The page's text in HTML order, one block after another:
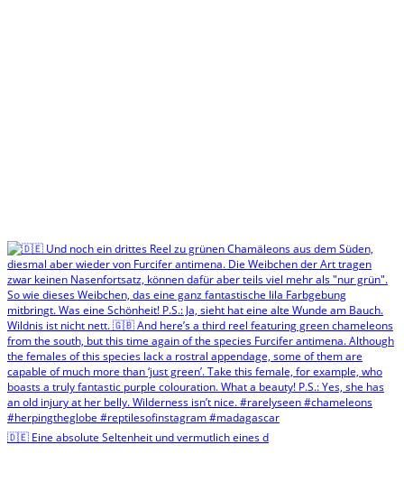
🇩🇪 Eine absolute Seltenheit und vermutlich eines d